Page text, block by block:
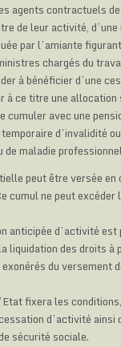
agents contractuels
de leur activité, d’une
par l’amiante
chargés du
à bénéficier d’une
à ce titre une allocation
cumuler avec une
d’invalidité
de maladie
peut être versée en
cumul ne peut excéder
anticipée d’activité est
liquidation des droits à
du versement
fixera les
d’activité ainsi
sécurité sociale.